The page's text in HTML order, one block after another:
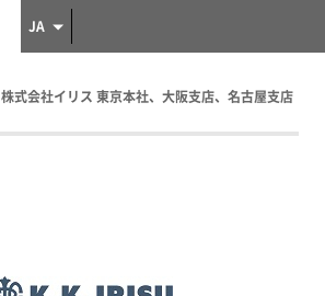
JA
株式会社イリス 東京本社、大阪支店、名古屋支店